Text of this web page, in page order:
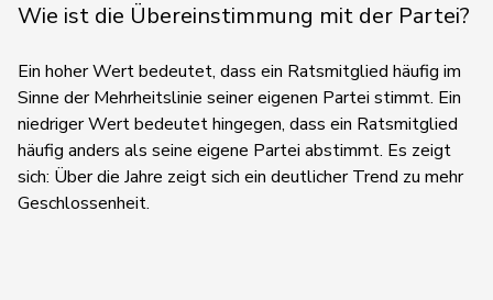
Wie ist die Übereinstimmung mit der Partei?
Ein hoher Wert bedeutet, dass ein Ratsmitglied häufig im
Sinne der Mehrheitslinie seiner eigenen Partei stimmt. Ein
niedriger Wert bedeutet hingegen, dass ein Ratsmitglied
häufig anders als seine eigene Partei abstimmt. Es zeigt
sich: Über die Jahre zeigt sich ein deutlicher Trend zu mehr
Geschlossenheit.